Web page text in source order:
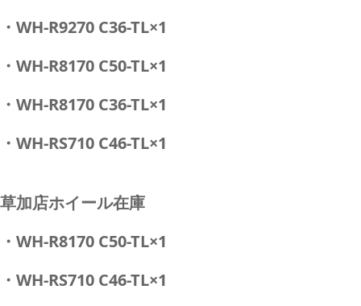
・WH-R9270 C36-TL×1
・WH-R8170 C50-TL×1
・WH-R8170 C36-TL×1
・WH-RS710 C46-TL×1
草加店ホイール在庫
・WH-R8170 C50-TL×1
・WH-RS710 C46-TL×1